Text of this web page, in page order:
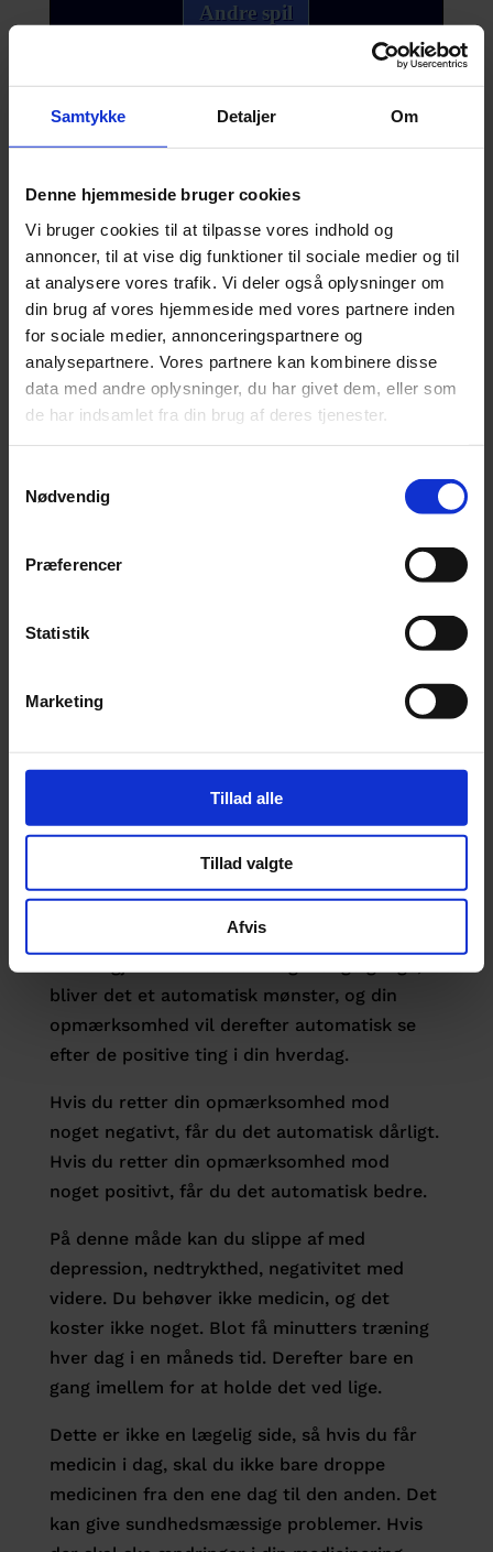
Samtykke Detaljer Om
Denne hjemmeside bruger cookies
Vi bruger cookies til at tilpasse vores indhold og
annoncer, til at vise dig funktioner til sociale medier og til
at analysere vores trafik. Vi deler også oplysninger om
din brug af vores hjemmeside med vores partnere inden
for sociale medier, annonceringspartnere og
analysepartnere. Vores partnere kan kombinere disse
data med andre oplysninger, du har givet dem, eller som
de har indsamlet fra din brug af deres tjenester.
Nødvendig
Præferencer
Statistik
Marketing
Tillad alle
Tillad valgte
Afvis
Andre spil
Hvorfor virker denne
opmærksomhedstræning? (Glad ansigt-
træning)
For hver gang man tænker, siger eller handler
bevidst nogle gange, bliver det en automatisk
Når du lærer at cykle, er du bevidst om, hvad
mange gange, skabes der et mønster, som
uden at tænke på, hvad du gør.
fornemmelse, synes, noget er træls eller
besværligt, eller du bare ofte fokuserer på
den negative side af en sag, er det et
automatisk mønster, der afspilles.
Med dette spil trænes du i at se efter de
positive eller glade sider i din hverdag. Når
bliver det et automatisk mønster, og din
opmærksomhed vil derefter automatisk se
efter de positive ting i din hverdag.
Hvis du retter din opmærksomhed mod
noget negativt, får du det automatisk dårligt.
Hvis du retter din opmærksomhed mod
noget positivt, får du det automatisk bedre.
På denne måde kan du slippe af med
depression, nedtrykthed, negativitet med
videre. Du behøver ikke medicin, og det
koster ikke noget. Blot få minutters træning
hver dag i en måneds tid. Derefter bare en
gang imellem for at holde det ved lige.
Dette er ikke en lægelig side, så hvis du får
medicin i dag, skal du ikke bare droppe
medicinen fra den ene dag til den anden. Det
kan give sundhedsmæssige problemer. Hvis